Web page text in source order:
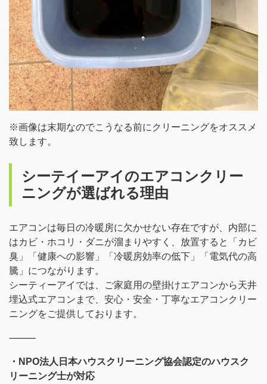
※画像は末期なのでこうなる前にクリーニングをオススメ
致します。
シーテイーアイのエアコンクリー
ニングが選ばれる理由
エアコンは毎日の冷暖房に欠かせない存在ですが、内部に
はカビ・ホコリ・ダニが溜まりやすく、放置すると「カビ
臭」「健康への影響」「冷暖房効率の低下」「電気代の高
騰」につながります。
シーティーアイでは、ご家庭用の壁掛けエアコンから天井
埋込式エアコンまで、安心・安全・丁寧なエアコンクリー
ニングをご提供しております。
⸻
・NPO法人日本ハウスクリーニング協会認定のハウスク
リーニング士が対応